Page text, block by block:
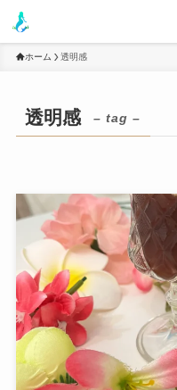
ホーム 透明感
透明感 – tag –